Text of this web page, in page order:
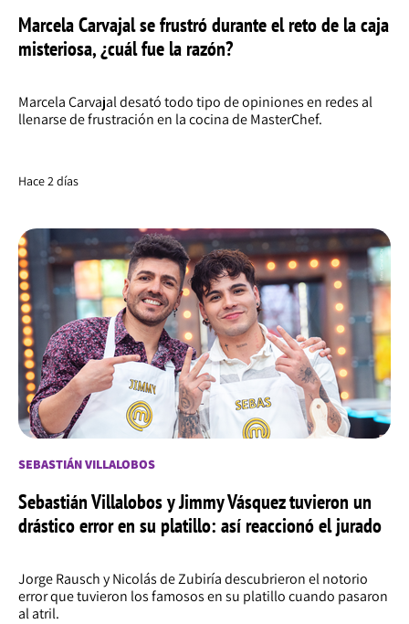
Marcela Carvajal se frustró durante el reto de la caja
misteriosa, ¿cuál fue la razón?
Marcela Carvajal desató todo tipo de opiniones en redes al
llenarse de frustración en la cocina de MasterChef.
Hace 2 días
SEBASTIÁN VILLALOBOS
Sebastián Villalobos y Jimmy Vásquez tuvieron un
drástico error en su platillo: así reaccionó el jurado
Jorge Rausch y Nicolás de Zubiría descubrieron el notorio
error que tuvieron los famosos en su platillo cuando pasaron
al atril.